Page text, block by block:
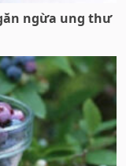
ngừa ung thư